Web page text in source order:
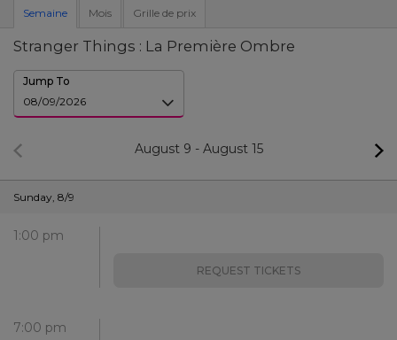
Semaine Mois Grille de prix
Stranger Things : La Première Ombre
Jump To
August 9 - August 15
Sunday, 8/9
1:00 pm
REQUEST TICKETS
7:00 pm